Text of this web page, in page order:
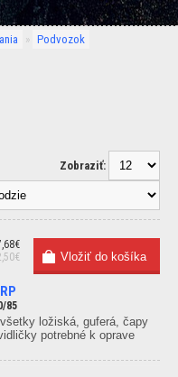
» Podvozok
Zobraziť:
85
ložiská, guferá, čapy
potrebné k oprave